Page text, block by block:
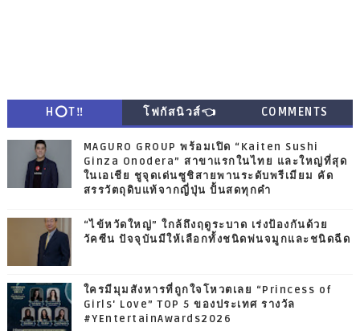
H⭕T‼ โฟกัสนิวส์👈 COMMENTS
MAGURO GROUP พร้อมเปิด “Kaiten Sushi
Ginza Onodera” สาขาแรกในไทย และใหญ่ที่สุด
ในเอเชีย ชูจุดเด่นซูชิสายพานระดับพรีเมียม คัด
สรรวัตถุดิบแท้จากญี่ปุ่น ปั้นสดทุกคำ
“ไข้หวัดใหญ่” ใกล้ถึงฤดูระบาด เร่งป้องกันด้วย
วัคซีน ปัจจุบันมีให้เลือกทั้งชนิดพ่นจมูกและชนิดฉีด
ใครมีมุมสังหารที่ถูกใจโหวตเลย “Princess of
Girls' Love” TOP 5 ของประเทศ รางวัล
#YEntertainAwards2026